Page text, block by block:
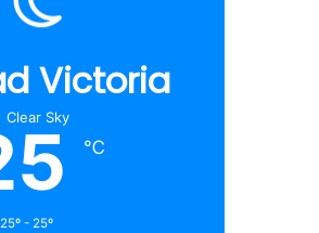
Victoria
Clear Sky
℃
25º - 25º